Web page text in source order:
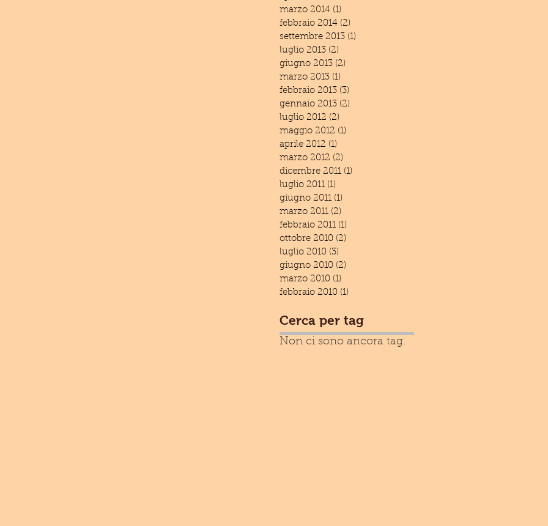
marzo 2014 (1)
febbraio 2014 (2)
settembre 2013 (1)
luglio 2013 (2)
giugno 2013 (2)
marzo 2013 (1)
febbraio 2013 (3)
gennaio 2013 (2)
luglio 2012 (2)
maggio 2012 (1)
aprile 2012 (1)
marzo 2012 (2)
dicembre 2011 (1)
luglio 2011 (1)
giugno 2011 (1)
marzo 2011 (2)
febbraio 2011 (1)
ottobre 2010 (2)
luglio 2010 (3)
giugno 2010 (2)
marzo 2010 (1)
febbraio 2010 (1)
Cerca per tag
Non ci sono ancora tag.